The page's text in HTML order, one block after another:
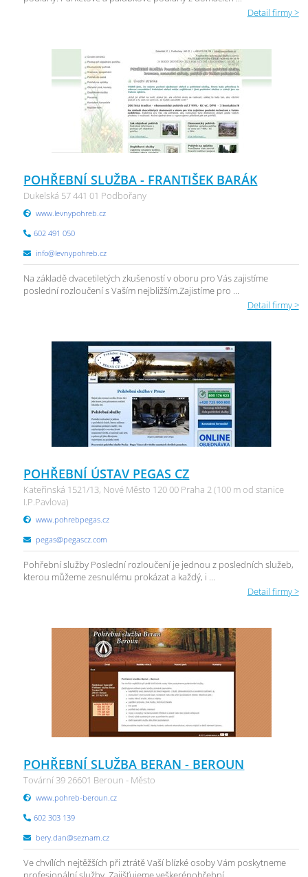
Detail firmy >
POHŘEBNÍ SLUŽBA - FRANTIŠEK BARÁK
Dukelská 57 441 01 Podbořany
www.levnypohreb.cz
602 491 050
info@levnypohreb.cz
Na základě dvacetiletých zkušeností v oboru pro Vás zajistíme
poslední rozloučení s Vaším nejbližším.Zajistíme pro ...
Detail firmy >
POHŘEBNÍ ÚSTAV PEGAS CZ
Kateřinská 1521/13, Nové Město 120 00 Praha 2 (100 m od stanice
I.P.Pavlova)
www.pohrebpegas.cz
pegas@pegascz.com
Pohřební služby Poslední rozloučení je jednou z posledních služeb,
kterou můžeme zesnulému prokázat a každý, i ...
Detail firmy >
POHŘEBNÍ SLUŽBA BERAN - BEROUN
Tovární 39 26601 Beroun - Město
www.pohreb-beroun.cz
602 303 139
bery.dan@seznam.cz
Ve chvílích nejtěžších při ztrátě Vaší blízké osoby Vám poskytneme